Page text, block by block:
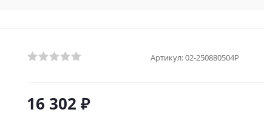
Артикул:02-250880504P
16 302 ₽